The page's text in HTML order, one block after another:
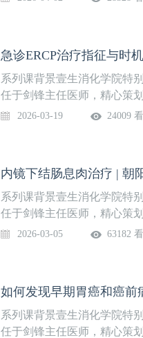
情
急诊ERCP治疗指征与时
系列课背景壹生消化学院特
任于剑锋主任医师，精心策
读、消化内镜指南精粹分享
程详情
2026-03-19 24009
内镜下结肠息肉治疗 | 朝
系列课背景壹生消化学院特
任于剑锋主任医师，精心策
读、消化内镜指南精粹分享
情
2026-03-05 63182
如何发现早期胃癌和癌前
系列课背景壹生消化学院特
任于剑锋主任医师，精心策